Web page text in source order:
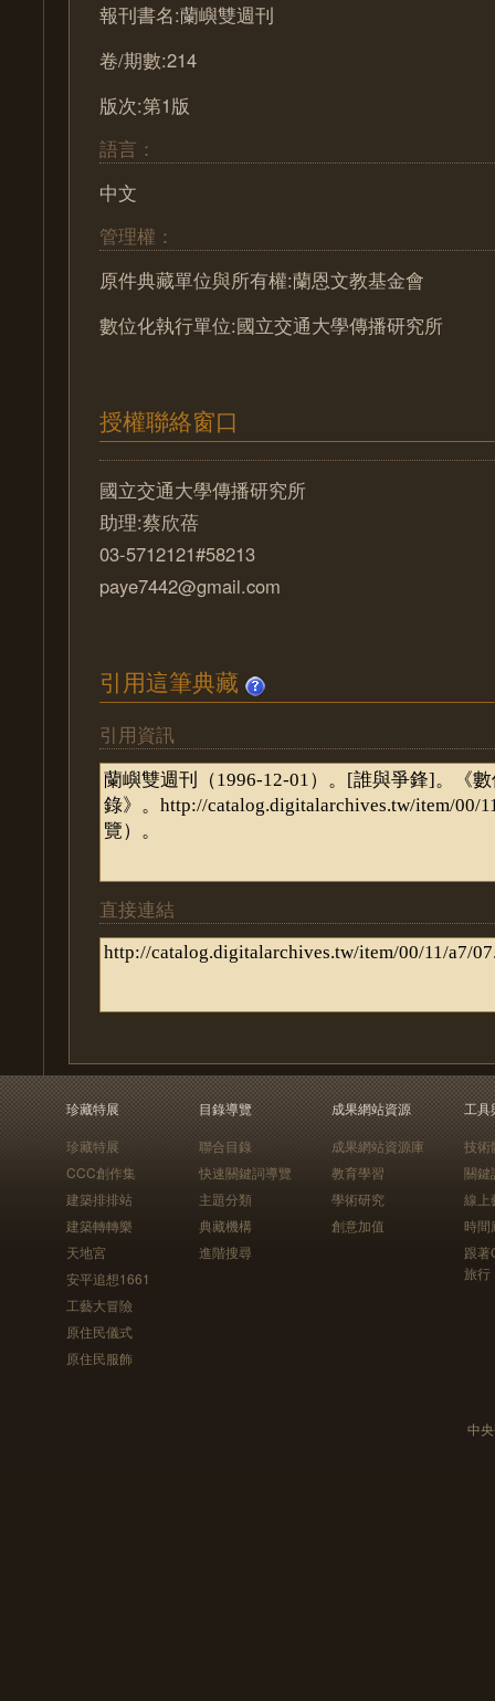
報刊書名:蘭嶼雙週刊
卷/期數:214
版次:第1版
語言：
中文
管理權：
原件典藏單位與所有權:蘭恩文教基金會
數位化執行單位:國立交通大學傳播研究所
授權聯絡窗口
國立交通大學傳播研究所
助理:蔡欣蓓
03-5712121#58213
paye7442@gmail.com
引用這筆典藏
引用資訊
直接連結
珍藏特展
珍藏特展
CCC創作集
建築排排站
建築轉轉樂
天地宮
安平追想1661
工藝大冒險
原住民儀式
原住民服飾
目錄導覽
聯合目錄
快速關鍵詞導覽
主題分類
典藏機構
進階搜尋
成果網站資源
成果網站資源庫
教育學習
學術研究
創意加值
工具
技術
關鍵
線上
時間
跟
旅行
中